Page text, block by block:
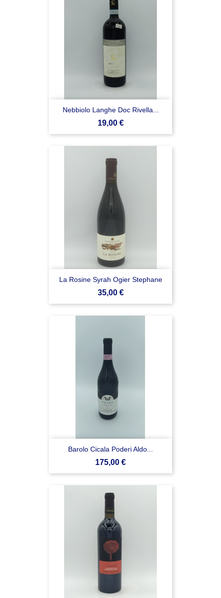
Nebbiolo Langhe Doc Rivella...
Prezzo
19,00 €
La Rosine Syrah Ogier Stephane
Prezzo
35,00 €
Barolo Cicala Poderi Aldo...
Prezzo
175,00 €